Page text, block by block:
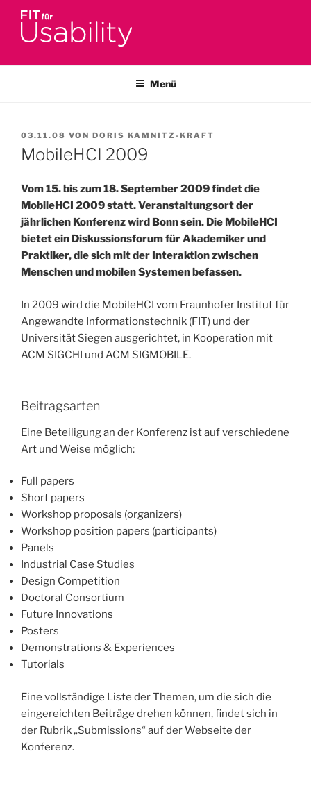
Zum
Inhalt
springen
FIT FÜR USABILITY
Menü
VERÖFFENTLICHT
AM
03.11.08 VON DORIS KAMNITZ-KRAFT
MobileHCI 2009
Vom 15. bis zum 18. September 2009 findet die
MobileHCI 2009 statt. Veranstaltungsort der
jährlichen Konferenz wird Bonn sein. Die MobileHCI
bietet ein Diskussionsforum für Akademiker und
Praktiker, die sich mit der Interaktion zwischen
Menschen und mobilen Systemen befassen.
In 2009 wird die MobileHCI vom Fraunhofer Institut für
Angewandte Informationstechnik (FIT) und der
Universität Siegen ausgerichtet, in Kooperation mit
ACM SIGCHI und ACM SIGMOBILE.
Beitragsarten
Eine Beteiligung an der Konferenz ist auf verschiedene
Art und Weise möglich:
Full papers
Short papers
Workshop proposals (organizers)
Workshop position papers (participants)
Panels
Industrial Case Studies
Design Competition
Doctoral Consortium
Future Innovations
Posters
Demonstrations & Experiences
Tutorials
Eine vollständige Liste der Themen, um die sich die
eingereichten Beiträge drehen können, findet sich in
der Rubrik „Submissions“ auf der Webseite der
Konferenz.